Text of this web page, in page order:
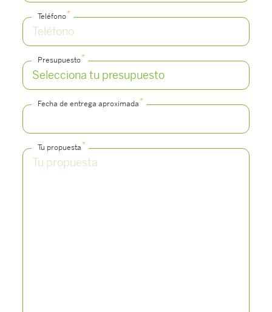
Teléfono*
Presupuesto*
Fecha de entrega aproximada*
Tu propuesta*